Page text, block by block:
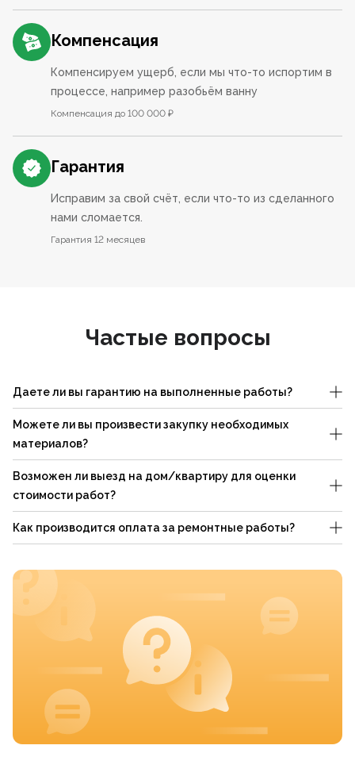
Компенсация
Компенсируем ущерб, если мы что-то испортим в
процессе, например разобьём ванну
Компенсация до 100 000 ₽
Гарантия
Исправим за свой счёт, если что-то из сделанного
нами сломается.
Гарантия 12 месяцев
Частые вопросы
Даете ли вы гарантию на выполненные работы?
Можете ли вы произвести закупку необходимых
материалов?
Возможен ли выезд на дом/квартиру для оценки
стоимости работ?
Как производится оплата за ремонтные работы?